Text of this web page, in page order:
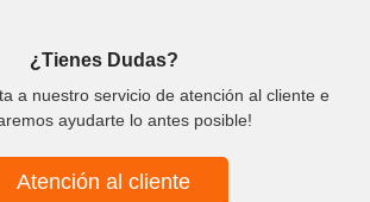
¿Tienes Dudas?
a nuestro servicio de atención al cliente e
ayudarte lo antes posible!
Atención al cliente